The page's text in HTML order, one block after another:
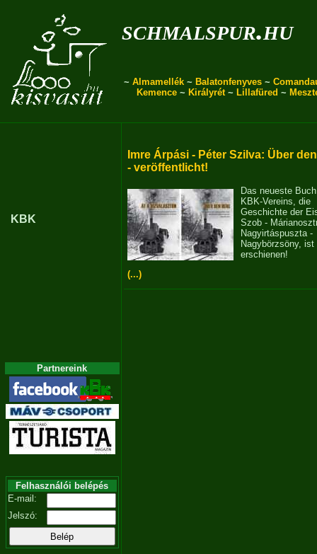
schmalspur.hu
~ Almamellék ~ Balatonfenyves ~
Kemence ~ Királyrét~ Lillafüred ~
KBK
Partnereink
Felhasználói belépés
E-mail:
Jelszó:
Imre Árpási - Péter Szilva: Über
- veröffentlicht!
Das neueste
KBK-Vereins, die
Geschichte der
Szob -
Nagyirtáspuszta -
Nagybörzsöny, ist
erschienen!
(...)